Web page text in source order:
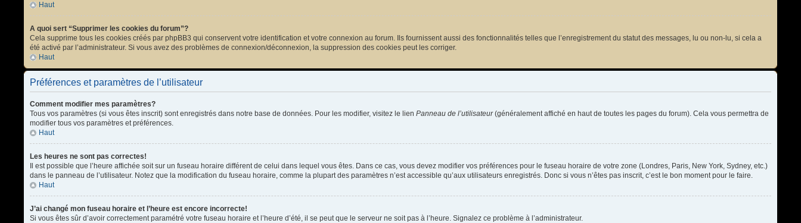
Haut
A quoi sert “Supprimer les cookies du forum”?
Cela supprime tous les cookies créés par phpBB3 qui conservent votre identification et votre connexion au forum. Ils fournissent aussi des fonctionnalités telles que l’enregistrement du statut des messages, lu ou non-lu, si cela a
été activé par l’administrateur. Si vous avez des problèmes de connexion/déconnexion, la suppression des cookies peut les corriger.
Haut
Préférences et paramètres de l’utilisateur
Comment modifier mes paramètres?
Tous vos paramètres (si vous êtes inscrit) sont enregistrés dans notre base de données. Pour les modifier, visitez le lien Panneau de l’utilisateur(généralement affiché en haut de toutes les pages du forum). Cela vous permettra de
modifier tous vos paramètres et préférences.
Haut
Les heures ne sont pas correctes!
Il est possible que l’heure affichée soit sur un fuseau horaire différent de celui dans lequel vous êtes. Dans ce cas, vous devez modifier vos préférences pour le fuseau horaire de votre zone (Londres, Paris, New York, Sydney, etc.)
dans le panneau de l’utilisateur. Notez que la modification du fuseau horaire, comme la plupart des paramètres n’est accessible qu’aux utilisateurs enregistrés. Donc si vous n’êtes pas inscrit, c’est le bon moment pour le faire.
Haut
J’ai changé mon fuseau horaire et l’heure est encore incorrecte!
Si vous êtes sûr d’avoir correctement paramétré votre fuseau horaire et l’heure d’été, il se peut que le serveur ne soit pas à l’heure. Signalez ce problème à l’administrateur.